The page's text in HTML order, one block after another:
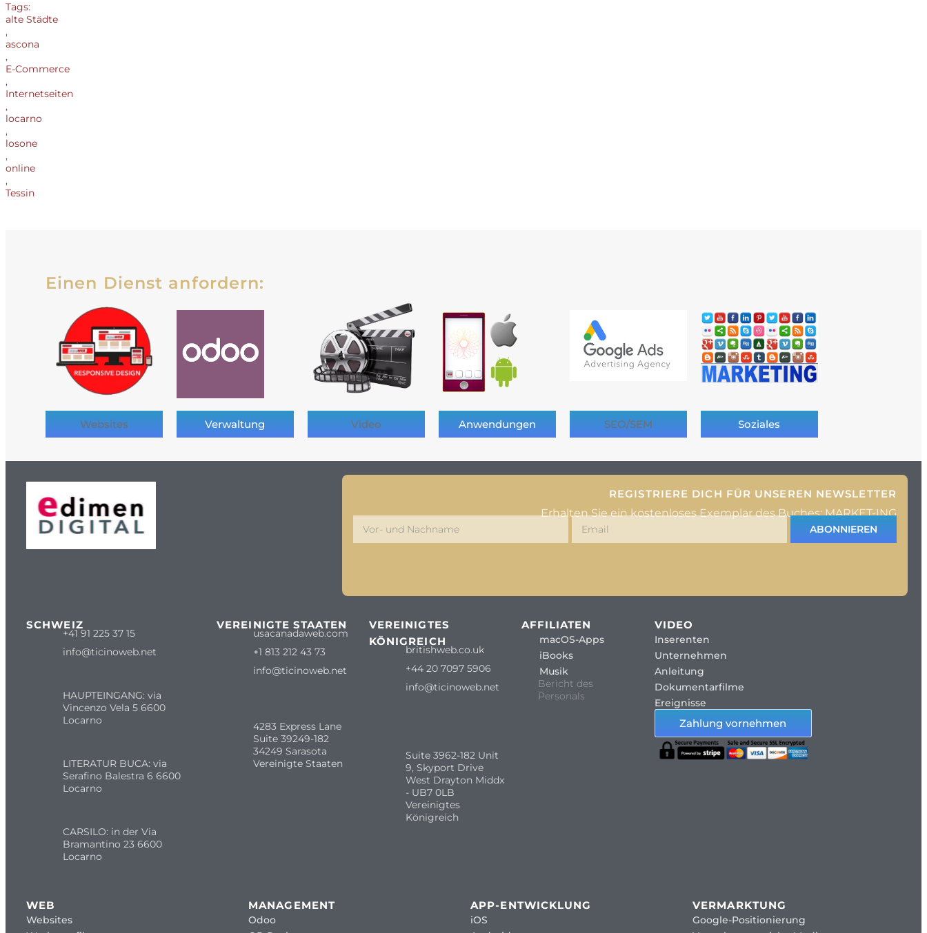
Tags:
alte Städte
,
ascona
,
E-Commerce
,
Internetseiten
,
locarno
,
losone
,
online
,
Tessin
Einen Dienst anfordern:
Websites Verwaltung Video Anwendungen SEO/SEM Soziales
REGISTRIERE DICH FÜR UNSEREN NEWSLETTER
Erhalten Sie ein kostenloses Exemplar des Buches: MARKET-ING
ABONNIEREN
SCHWEIZ
+41 91 225 37 15
info@ticinoweb.net
HAUPTEINGANG: via
Vincenzo Vela 5 6600
Locarno
LITERATUR BUCA: via
Serafino Balestra 6 6600
Locarno
CARSILO: in der Via
Bramantino 23 6600
Locarno
VEREINIGTE STAATEN
usacanadaweb.com
+1 813 212 43 73
info@ticinoweb.net
4283 Express Lane
Suite 39249-182
34249 Sarasota
Vereinigte Staaten
VEREINIGTES
KÖNIGREICH
britishweb.co.uk
+44 20 7097 5906
info@ticinoweb.net
Suite 3962-182 Unit
9, Skyport Drive
West Drayton Middx
- UB7 0LB
Vereinigtes
Königreich
AFFILIATEN
macOS-Apps
iBooks
Musik
Bericht des
Personals
VIDEO
Inserenten
Unternehmen
Anleitung
Dokumentarfilme
Ereignisse
Zahlung vornehmen
WEB
Websites
MANAGEMENT
Odoo
APP-ENTWICKLUNG
iOS
VERMARKTUNG
Google-Positionierung